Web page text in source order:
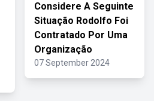
Considere A Seguinte
Situação Rodolfo Foi
Contratado Por Uma
Organização
07 September 2024